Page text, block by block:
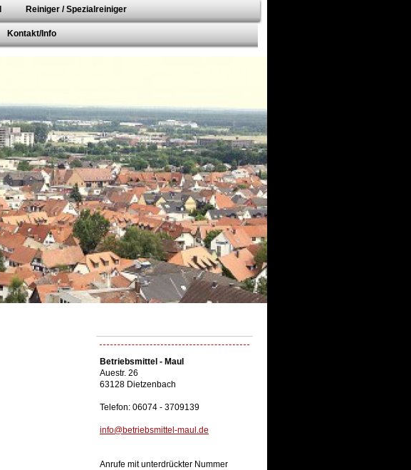
Reiniger / Spezialreiniger
Kontakt/Info
Betriebsmittel - Maul
Auestr. 26
63128 Dietzenbach
Telefon: 06074 - 3709139
info@betriebsmittel-maul.de
Anrufe mit unterdrückter Nummer